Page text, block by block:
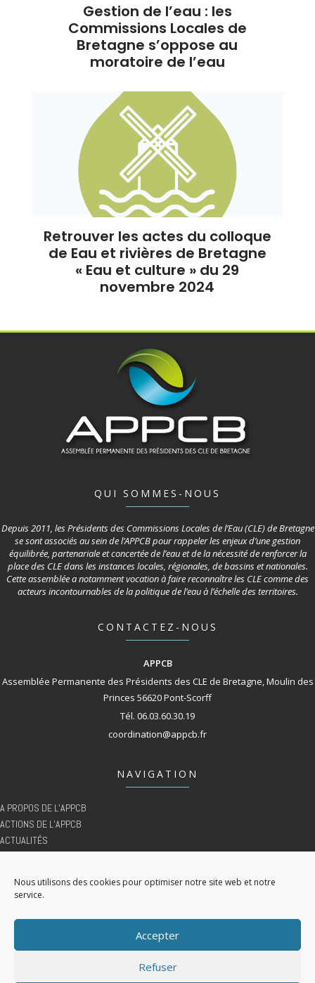
Nous utilisons des cookies pour optimiser notre site web et notre
service.
Accepter
Refuser
Gestion de l’eau : les
Commissions Locales de
Bretagne s’oppose au
moratoire de l’eau
Retrouver les actes du colloque
de Eau et rivières de Bretagne
« Eau et culture » du 29
novembre 2024
QUI SOMMES-NOUS
Depuis 2011, les Présidents des Commissions Locales de l’Eau (CLE) de Bretagne
se sont associés au sein de l’APPCB pour rappeler les enjeux d’une gestion
équilibrée, partenariale et concertée de l’eau et de la nécessité de renforcer la
place des CLE dans les instances locales, régionales, de bassins et nationales.
Cette assemblée a notamment vocation à faire reconnaître les CLE comme des
acteurs incontournables de la politique de l’eau à l’échelle des territoires.
CONTACTEZ-NOUS
APPCB
Assemblée Permanente des Présidents des CLE de Bretagne, Moulin des
Princes 56620 Pont-Scorff
Tél. 06.03.60.30.19
coordination@appcb.fr
NAVIGATION
A PROPOS DE L’APPCB
ACTIONS DE L’APPCB
ACTUALITÉS
ESPACE MEMBRE
CONTACT